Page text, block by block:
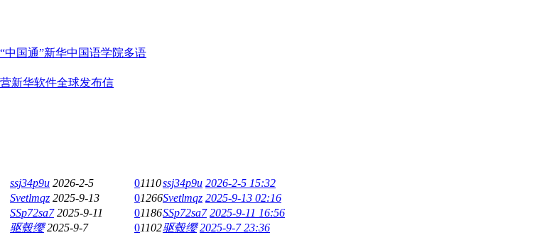
新华中国语学院多语
新华软件全球发布信
ssj34p9u 2026-2-5 01110ssj34p9u 2026-2-5 15:32
Svetlmqz 2025-9-13 01266Svetlmqz 2025-9-13 02:16
SSp72sa7 2025-9-11 01186SSp72sa7 2025-9-11 16:56
驱毂缨 2025-9-7 01102驱毂缨 2025-9-7 23:36